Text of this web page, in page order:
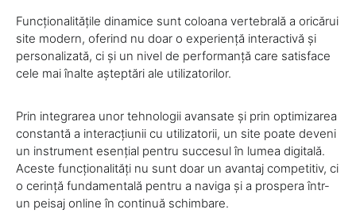
Funcționalitățile dinamice sunt coloana vertebrală a oricărui
site modern, oferind nu doar o experiență interactivă și
personalizată, ci și un nivel de performanță care satisface
cele mai înalte așteptări ale utilizatorilor.
Prin integrarea unor tehnologii avansate și prin optimizarea
constantă a interacțiunii cu utilizatorii, un site poate deveni
un instrument esențial pentru succesul în lumea digitală.
Aceste funcționalități nu sunt doar un avantaj competitiv, ci
o cerință fundamentală pentru a naviga și a prospera într-
un peisaj online în continuă schimbare.